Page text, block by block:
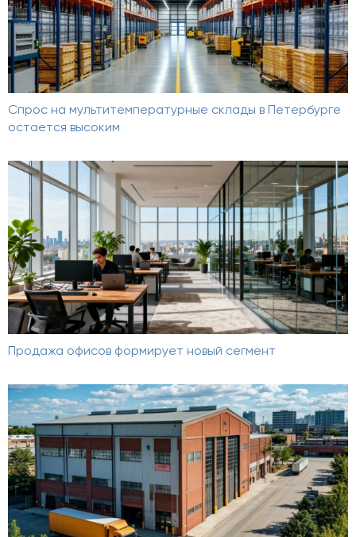
Спрос на мультитемпературные склады в Петербурге
остается высоким
Продажа офисов формирует новый сегмент